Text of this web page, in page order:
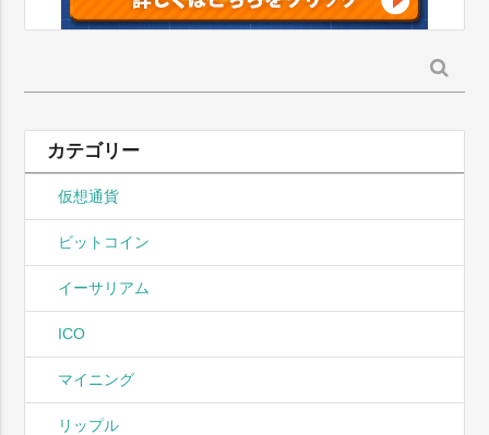
索:
カテゴリー
仮想通貨
ビットコイン
イーサリアム
ICO
マイニング
リップル